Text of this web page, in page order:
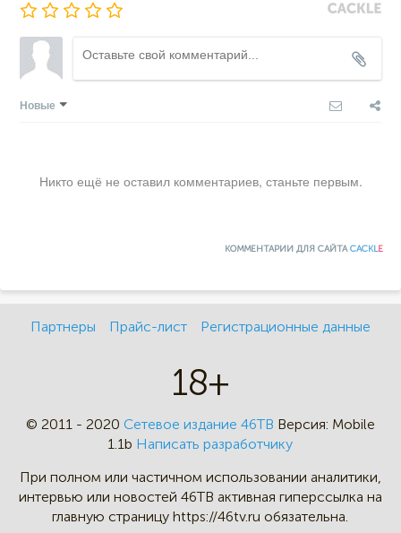
Новые
Никто ещё не оставил комментариев, станьте первым.
КОММЕНТАРИИ ДЛЯ САЙТАCACKLE
Партнеры Прайс-лист Регистрационные данные
18+
© 2011 - 2020 Сетевое издание 46ТВ Версия: Mobile
1.1b Написать разработчику
При полном или частичном использовании аналитики,
интервью или новостей 46TB активная гиперссылка на
главную страницу https://46tv.ru обязательна.